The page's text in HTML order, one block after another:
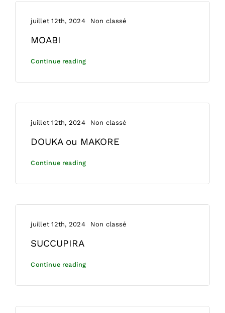
juillet 12th, 2024 Non classé
MOABI
Continue reading
juillet 12th, 2024 Non classé
DOUKA ou MAKORE
Continue reading
juillet 12th, 2024 Non classé
SUCCUPIRA
Continue reading